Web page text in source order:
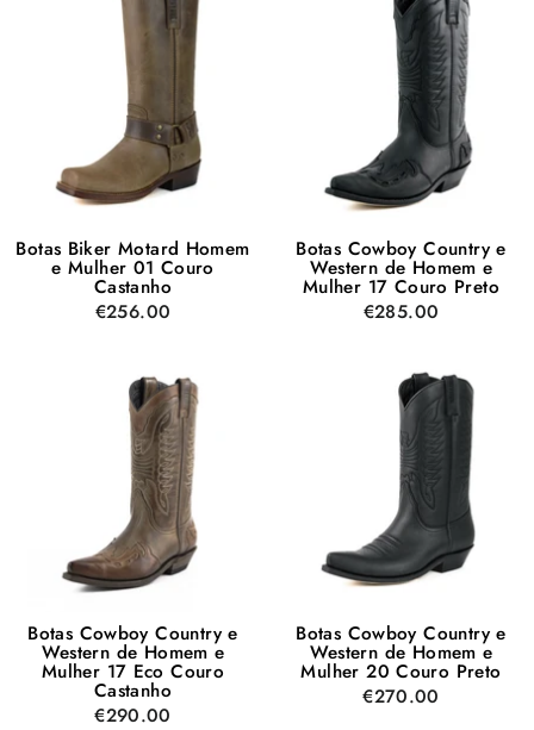
Botas Biker Motard Homem
e Mulher 01 Couro
Castanho
€256.00
Botas Cowboy Country e
Western de Homem e
Mulher 17 Couro Preto
€285.00
Botas Cowboy Country e
Western de Homem e
Mulher 17 Eco Couro
Castanho
€290.00
Botas Cowboy Country e
Western de Homem e
Mulher 20 Couro Preto
€270.00